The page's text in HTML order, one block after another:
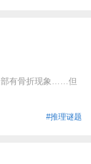
部有骨折现象……但
#推理谜题